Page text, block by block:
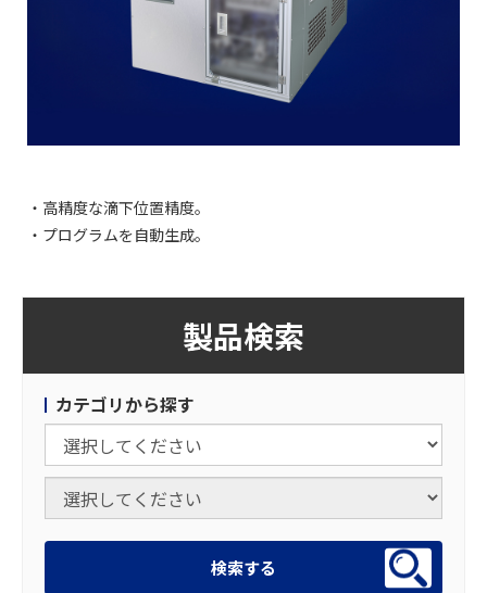
・高精度な滴下位置精度。
・プログラムを自動生成。
製品検索
カテゴリから探す